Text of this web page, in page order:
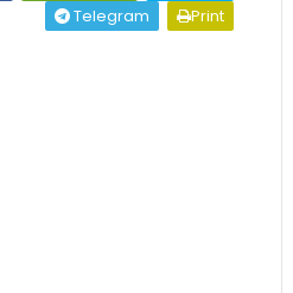
Telegram
Print